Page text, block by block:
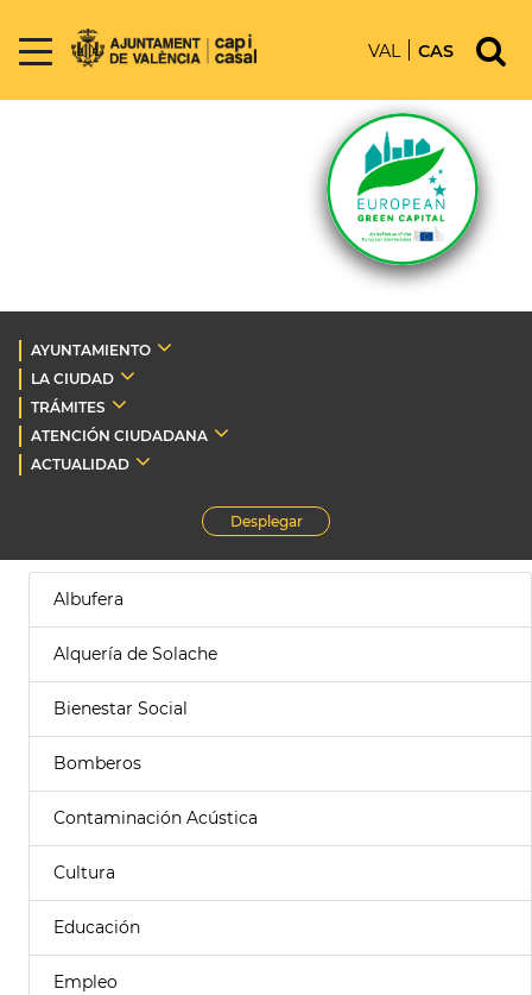
VAL CAS
AYUNTAMIENTO
LA CIUDAD
TRÁMITES
ATENCIÓN CIUDADANA
ACTUALIDAD
Desplegar
Albufera
Alquería de Solache
Bienestar Social
Bomberos
Contaminación Acústica
Cultura
Educación
Empleo